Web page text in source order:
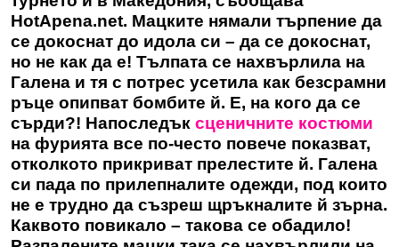
HotApena.net. Мацките нямали търпение да
се докоснат до идола си – да се докоснат,
но не как да е! Тълпата се нахвърлила на
Галена и тя с потрес усетила как безсрамни
ръце опипват бомбите й. Е, на кого да се
сърди?! Напоследък сценичните костюми
на фурията все по-често повече показват,
отколкото прикриват прелестите й. Галена
си пада по прилепналите одежди, под които
не е трудно да съзреш щръкналите й зърна.
Каквото повикало – такова се обадило!